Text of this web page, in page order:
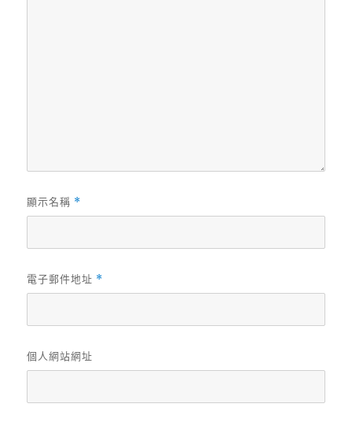
顯示名稱 *
電子郵件地址 *
個人網站網址